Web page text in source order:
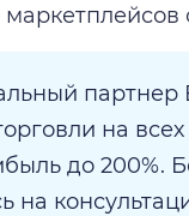
партнер
на
до 200%.
на